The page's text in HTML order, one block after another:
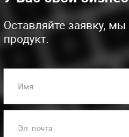
Оставляйте заявку,
продукт.
Имя
Эл. почта